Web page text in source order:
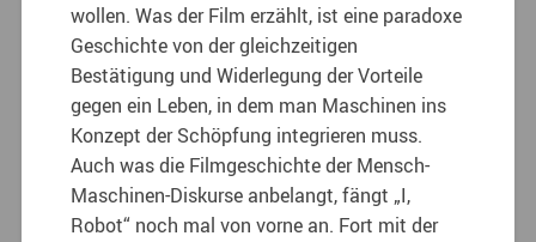
wollen. Was der Film erzählt, ist eine paradoxe
Geschichte von der gleichzeitigen
Bestätigung und Widerlegung der Vorteile
gegen ein Leben, in dem man Maschinen ins
Konzept der Schöpfung integrieren muss.
Auch was die Filmgeschichte der Mensch-
Maschinen-Diskurse anbelangt, fängt „I,
Robot“ noch mal von vorne an. Fort mit der